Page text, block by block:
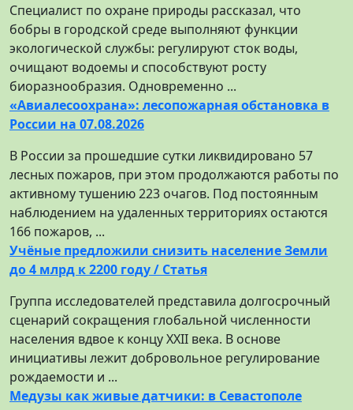
Специалист по охране природы рассказал, что
бобры в городской среде выполняют функции
экологической службы: регулируют сток воды,
очищают водоемы и способствуют росту
биоразнообразия. Одновременно ...
«Авиалесоохрана»: лесопожарная обстановка в
России на 07.08.2026
В России за прошедшие сутки ликвидировано 57
лесных пожаров, при этом продолжаются работы по
активному тушению 223 очагов. Под постоянным
наблюдением на удаленных территориях остаются
166 пожаров, ...
Учёные предложили снизить население Земли
до 4 млрд к 2200 году / Статья
Группа исследователей представила долгосрочный
сценарий сокращения глобальной численности
населения вдвое к концу XXII века. В основе
инициативы лежит добровольное регулирование
рождаемости и ...
Медузы как живые датчики: в Севастополе